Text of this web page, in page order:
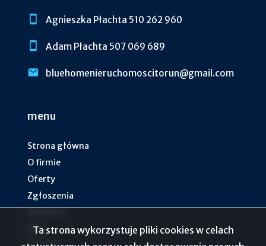
Agnieszka Płachta 510 262 960
Adam Płachta 507 069 689
bluehomenieruchomoscitorun@gmail.com
menu
Strona główna
O firmie
Oferty
Zgłoszenia
Blog
Ta strona wykorzystuje pliki cookies w celach